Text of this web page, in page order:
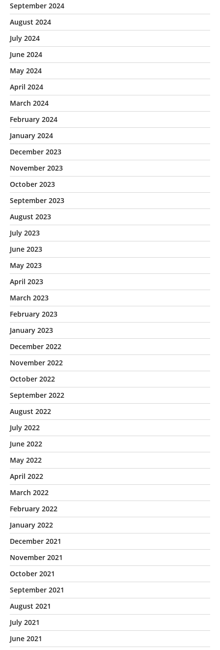
September 2024
August 2024
July 2024
June 2024
May 2024
April 2024
March 2024
February 2024
January 2024
December 2023
November 2023
October 2023
September 2023
August 2023
July 2023
June 2023
May 2023
April 2023
March 2023
February 2023
January 2023
December 2022
November 2022
October 2022
September 2022
August 2022
July 2022
June 2022
May 2022
April 2022
March 2022
February 2022
January 2022
December 2021
November 2021
October 2021
September 2021
August 2021
July 2021
June 2021